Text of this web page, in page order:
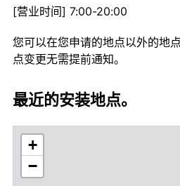
[营业时间] 7:00-20:00
您可以在您申请的地点以外的地
点变更无需提前通知。
最近的安装地点。
+
−